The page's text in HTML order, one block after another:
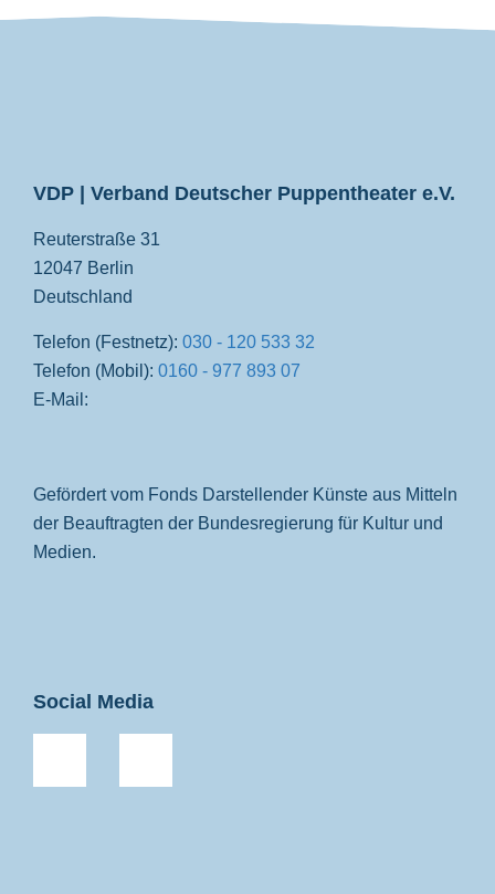
VDP | Verband Deutscher Puppentheater e.V.
Reuterstraße 31
12047 Berlin
Deutschland
Telefon (Festnetz): 030 - 120 533 32
Telefon (Mobil): 0160 - 977 893 07
E-Mail:
Gefördert vom Fonds Darstellender Künste aus Mitteln
der Beauftragten der Bundesregierung für Kultur und
Medien.
Social Media